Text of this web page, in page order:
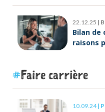
22.12.25 |
Bilan de
raisons
Faire carrière
10.09.24|